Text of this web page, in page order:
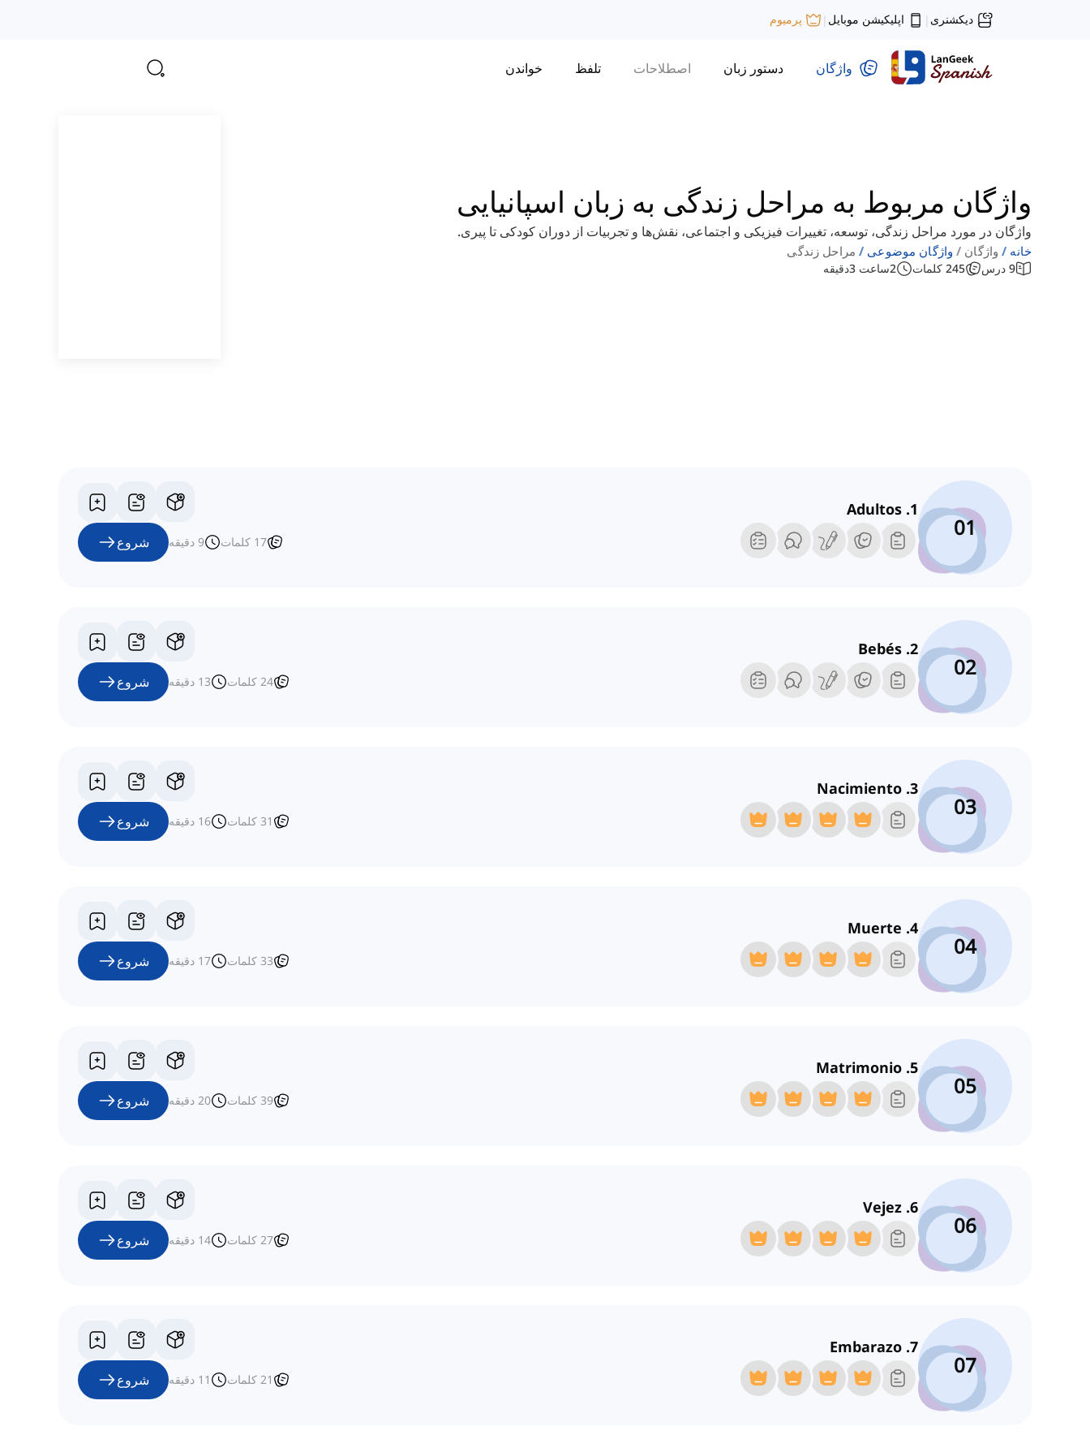
دیکشنری | اپلیکیشن موبایل | پرمیوم
واژگان دستور زبان اصطلاحات تلفظ خواندن
واژگان مربوط به مراحل زندگی به زبان اسپانیایی
واژگان در مورد مراحل زندگی، توسعه، تغییرات فیزیکی و اجتماعی، نقش‌ها و تجربیات از دوران کودکی تا پیری.
خانه واژگان واژگان موضوعی مراحل زندگی
9 درس 245 کلمات 2ساعت 3دقیقه
01
1. Adultos
17 کلمات 9 دقیقه شروع
02
2. ‌Bebés
24 کلمات 13 دقیقه شروع
03
3. Nacimiento
31 کلمات 16 دقیقه شروع
04
4. Muerte
33 کلمات 17 دقیقه شروع
05
5. Matrimonio
39 کلمات 20 دقیقه شروع
06
6. Vejez
27 کلمات 14 دقیقه شروع
07
7. Embarazo
21 کلمات 11 دقیقه شروع